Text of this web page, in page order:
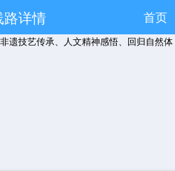
路详情 首页